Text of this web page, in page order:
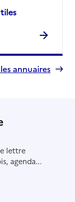
annuaires
lettre
agenda...